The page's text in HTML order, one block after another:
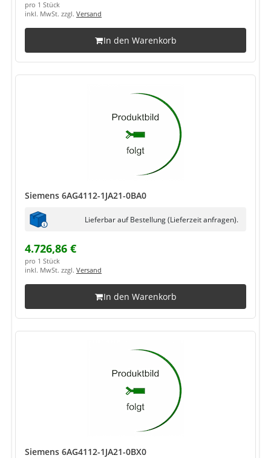
pro 1 Stück
inkl. MwSt. zzgl. Versand
In den Warenkorb
Siemens 6AG4112-1JA21-0BA0
Lieferbar auf Bestellung (Lieferzeit anfragen).
4.726,86 €
pro 1 Stück
inkl. MwSt. zzgl. Versand
In den Warenkorb
Siemens 6AG4112-1JA21-0BX0